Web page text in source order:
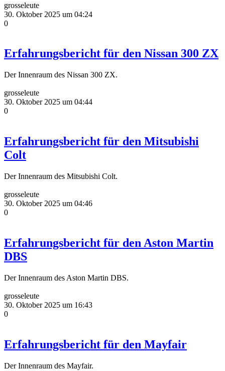
grosseleute
30. Oktober 2025 um 04:24
0
Erfahrungsbericht für den Nissan 300 ZX
Der Innenraum des Nissan 300 ZX.
grosseleute
30. Oktober 2025 um 04:44
0
Erfahrungsbericht für den Mitsubishi
Colt
Der Innenraum des Mitsubishi Colt.
grosseleute
30. Oktober 2025 um 04:46
0
Erfahrungsbericht für den Aston Martin
DBS
Der Innenraum des Aston Martin DBS.
grosseleute
30. Oktober 2025 um 16:43
0
Erfahrungsbericht für den Mayfair
Der Innenraum des Mayfair.